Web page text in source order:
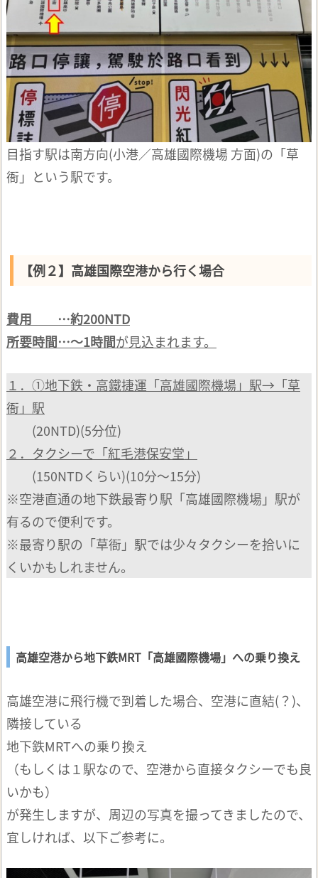
目指す駅は南方向(小港／高雄國際機場 方面)の「草
衙」という駅です。
【例２】高雄国際空港から行く場合
費用 …約200NTD
所要時間…～1時間が見込まれます。
１．①地下鉄・高鐵捷運「高雄國際機場」駅→「草
衙」駅
(20NTD)(5分位)
２．タクシーで「紅毛港保安堂」
(150NTDくらい)(10分～15分)
※空港直通の地下鉄最寄り駅「高雄國際機場」駅が
有るので便利です。
※最寄り駅の「草衙」駅では少々タクシーを拾いに
くいかもしれません。
高雄空港から地下鉄MRT「高雄國際機場」への乗り換え
高雄空港に飛行機で到着した場合、空港に直結(？)、
隣接している
地下鉄MRTへの乗り換え
（もしくは１駅なので、空港から直接タクシーでも良
いかも）
が発生しますが、周辺の写真を撮ってきましたので、
宜しければ、以下ご参考に。